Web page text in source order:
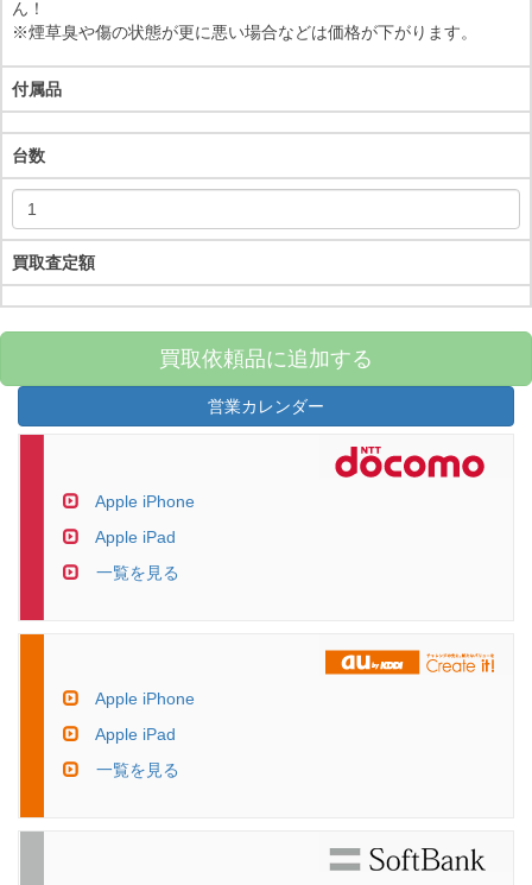
ん！
※煙草臭や傷の状態が更に悪い場合などは価格が下がります。
付属品
台数
買取査定額
買取依頼品に追加する
営業カレンダー
Apple iPhone
Apple iPad
一覧を見る
Apple iPhone
Apple iPad
一覧を見る